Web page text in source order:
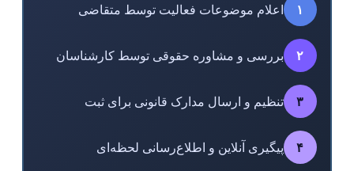
۱ اعلام موضوعات فعالیت توسط متقاضی
۲ بررسی و مشاوره حقوقی توسط کارشناسان
۳ تنظیم و ارسال مدارک قانونی برای ثبت
۴ پیگیری آنلاین و اطلاع‌رسانی لحظه‌ای